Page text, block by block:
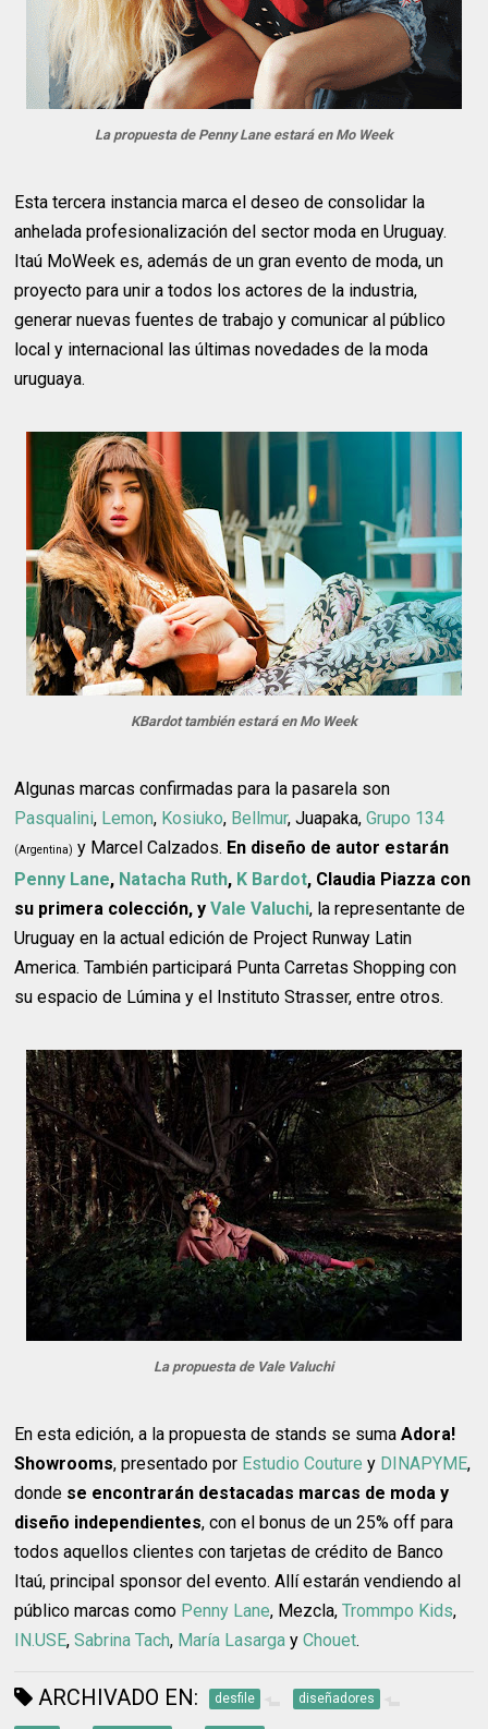
La propuesta de Penny Lane estará en Mo Week
Esta tercera instancia marca el deseo de consolidar la
anhelada profesionalización del sector moda en Uruguay.
Itaú MoWeek es, además de un gran evento de moda, un
proyecto para unir a todos los actores de la industria,
generar nuevas fuentes de trabajo y comunicar al público
local y internacional las últimas novedades de la moda
uruguaya.
KBardot también estará en Mo Week
Algunas marcas confirmadas para la pasarela son
Pasqualini, Lemon, Kosiuko, Bellmur, Juapaka,Grupo 134
(Argentina) y Marcel Calzados. En diseño de autor estarán
Penny Lane, Natacha Ruth, K Bardot, Claudia Piazza con
su primera colección, yVale Valuchi, la representante de
Uruguay en la actual edición de Project Runway Latin
America. También participará Punta Carretas Shopping con
su espacio de Lúmina y el Instituto Strasser, entre otros.
La propuesta de Vale Valuchi
En esta edición, a la propuesta de stands se sumaAdora!
Showrooms, presentado por Estudio Couture y DINAPYME,
donde se encontrarán destacadas marcas de moda y
diseño independientes, con el bonus de un 25% off para
todos aquellos clientes con tarjetas de crédito de Banco
Itaú, principal sponsor del evento. Allí estarán vendiendo al
público marcas como Penny Lane, Mezcla,Trommpo Kids,
IN.USE,Sabrina Tach, María Lasarga yChouet.
ARCHIVADO EN: desfile diseñadores